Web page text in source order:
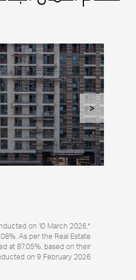
<
on 10 March 2026,
As per the Real Estate
at 87.05%, based on their
on 9 February 2026.